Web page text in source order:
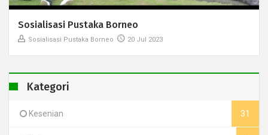
Sosialisasi Pustaka Borneo
Sosialisasi Pustaka Borneo 20 Jul 2023
Kategori
Kesenian 31